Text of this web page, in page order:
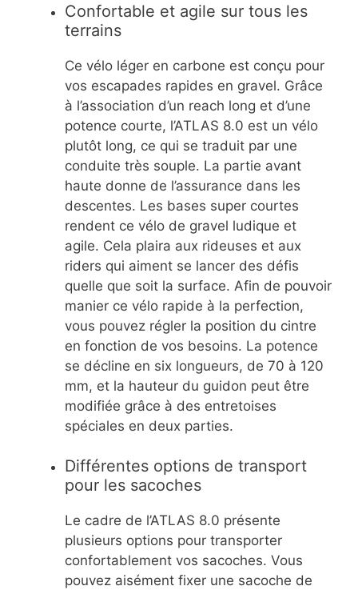
Confortable et agile sur tous les
terrains
Ce vélo léger en carbone est conçu pour
vos escapades rapides en gravel. Grâce
à l’association d’un reach long et d’une
potence courte, l’ATLAS 8.0 est un vélo
plutôt long, ce qui se traduit par une
conduite très souple. La partie avant
haute donne de l’assurance dans les
descentes. Les bases super courtes
rendent ce vélo de gravel ludique et
agile. Cela plaira aux rideuses et aux
riders qui aiment se lancer des défis
quelle que soit la surface. Afin de pouvoir
manier ce vélo rapide à la perfection,
vous pouvez régler la position du cintre
en fonction de vos besoins. La potence
se décline en six longueurs, de 70 à 120
mm, et la hauteur du guidon peut être
modifiée grâce à des entretoises
spéciales en deux parties.
Différentes options de transport
pour les sacoches
Le cadre de l’ATLAS 8.0 présente
plusieurs options pour transporter
confortablement vos sacoches. Vous
pouvez aisément fixer une sacoche de